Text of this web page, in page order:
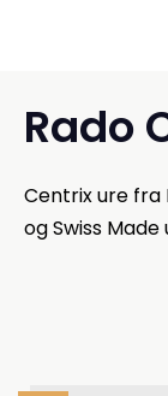
Rado
Centrix ure fra
og Swiss